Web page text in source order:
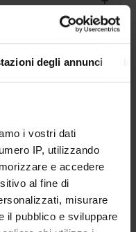
degli annunci
i vostri dati
IP, utilizzando
e accedere
al fine di
misurare
il pubblico e sviluppare